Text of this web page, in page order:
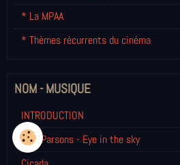
* La MPAA
* Thèmes récurrents du cinéma
NOM - MUSIQUE
INTRODUCTION
Alan Parsons - Eye in the sky